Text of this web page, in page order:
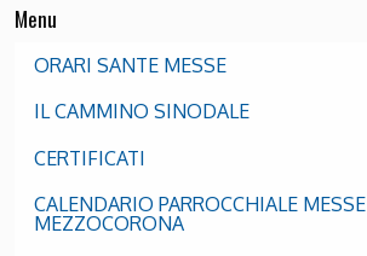
Menu
ORARI SANTE MESSE
IL CAMMINO SINODALE
CERTIFICATI
CALENDARIO PARROCCHIALE MESSE
MEZZOCORONA